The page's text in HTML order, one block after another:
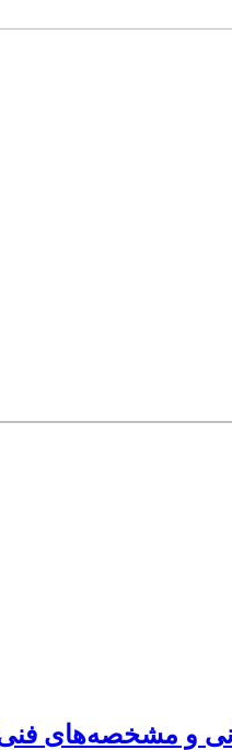
و مشخصه‌های